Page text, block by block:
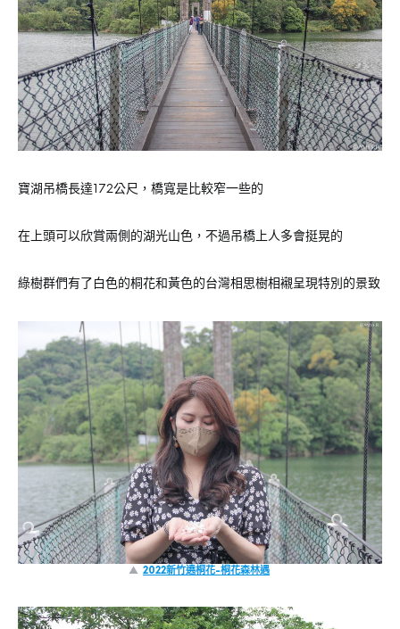
寶湖吊橋長達172公尺，橋寬是比較窄一些的
在上頭可以欣賞兩側的湖光山色，不過吊橋上人多會挺晃的
綠樹群們有了白色的桐花和黃色的台灣相思樹相襯呈現特別的景致
▲ 2022新竹遶桐花-桐花森林遇